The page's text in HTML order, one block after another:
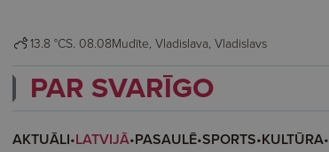
13.8 °CS. 08.08 Mudīte, Vladislava, Vladislavs
PAR SVARĪGO
AKTUĀLI•LATVIJĀ•PASAULĒ•SPORTS•KULTŪRA•